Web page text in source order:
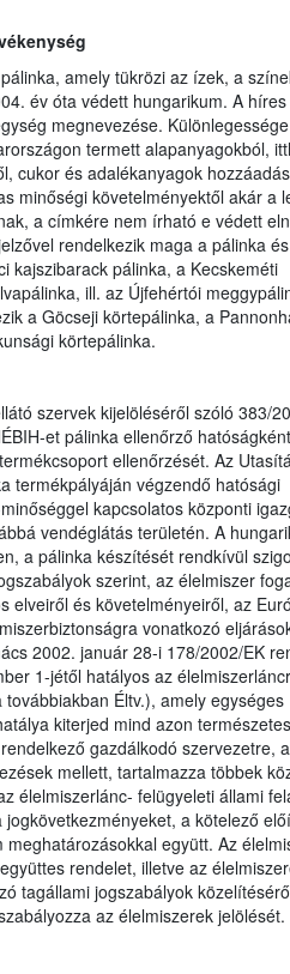
amely tükrözi az ízek, a
év óta védett hungarikum. A
megnevezése.
termett alapanyagokból,
cukor és adalékanyagok
minőségi követelményektől akár a
a címkére nem írható e védett
rendelkezik maga a pálinka
kajszibarack pálinka, a Kecskeméti
ill. az Újfehértói
a Göcseji körtepálinka, a
körtepálinka.
szervek kijelöléséről szóló 383/
et pálinka ellenőrző
ellenőrzését. Az
termékpályáján végzendő hatósági
kapcsolatos központi
vendéglátás területén. A
a pálinka készítését rendkívül
szerint, az élelmiszer
elveiről és követelményeiről, az
vonatkozó
2002. január 28-i 178/2002/EK
1-jétől hatályos az
Éltv.), amely egységes
kiterjed mind azon természetes
gazdálkodó szervezetre,
mellett, tartalmazza többek
élelmiszerlánc- felügyeleti állami
a kötelező
együtt. Az
rendelet, illetve az
tagállami jogszabályok
az élelmiszerek jelölését.